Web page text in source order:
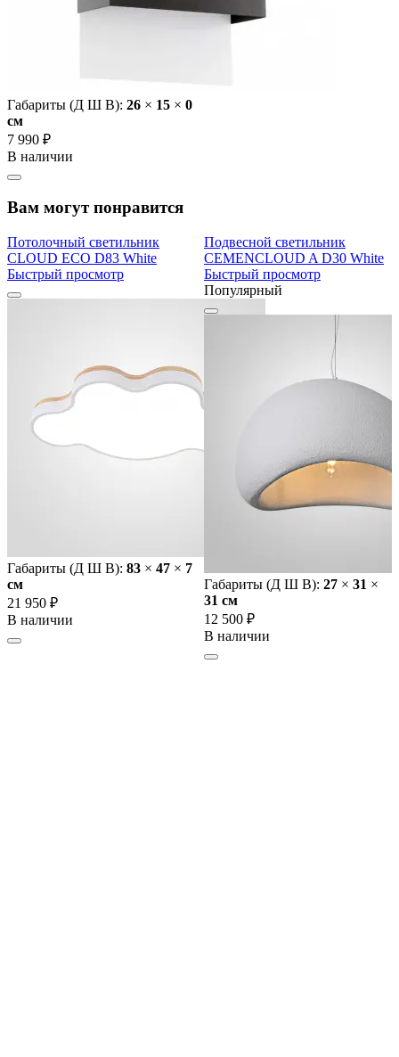
Габариты (Д Ш В): 26 × 15 × 0
cм
7 990 ₽
В наличии
Вам могут понравится
Потолочный светильник
CLOUD ECO D83 White
Быстрый просмотр
Габариты (Д Ш В): 83 × 47 × 7
cм
21 950 ₽
В наличии
Подвесной светильник
CEMENCLOUD A D30 White
Быстрый просмотр
Популярный
Габариты (Д Ш В): 27 × 31 ×
31 cм
12 500 ₽
В наличии